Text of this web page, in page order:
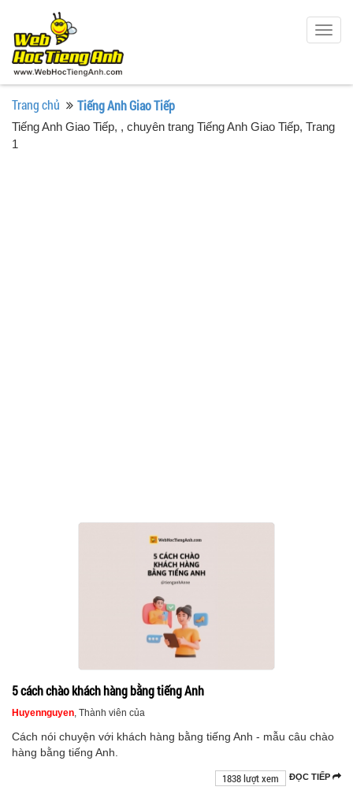
Trang chủ Tiếng Anh Giao Tiếp
Tiếng Anh Giao Tiếp, , chuyên trang Tiếng Anh Giao Tiếp, Trang
1
5 cách chào khách hàng bằng tiếng Anh
Huyennguyen , Thành viên của
Cách nói chuyện với khách hàng bằng tiếng Anh - mẫu câu chào
hàng bằng tiếng Anh.
ĐỌC TIẾP
1838 lượt xem